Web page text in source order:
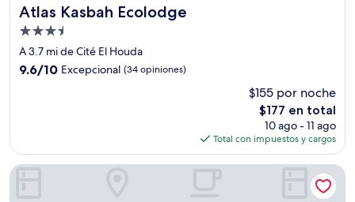
Atlas Kasbah Ecolodge
Atlas Kasbah Ecolodge
Propiedad
de
3.5
estrellas
A 3.7 mi de Cité El Houda
9.6
9.6/10 Excepcional (34 opiniones)
$155 por noche
El
precio
actual
es
de
$177 en total
10 ago - 11 ago
Total con impuestos y cargos
Tikida Golf Palace